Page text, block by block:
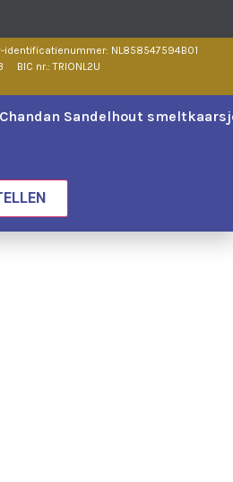
identificatienummer: NL858547594B01
BIC nr.: TRIONL2U
Sandelhout